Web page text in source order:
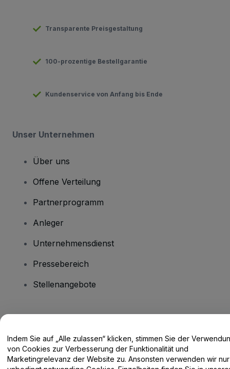
Transparente Preisgestaltung
100-prozentige Bestellgarantie
Kundenservice von Anfang bis Ende
Unser Unternehmen
Über uns
Offene Verteilung
Partnerprogramm
Anleger
Unternehmensdienst
Pressebereich
Stellenangebote
Hilfe-Center / Kontakt
Indem Sie auf „Alle zulassen“ klicken, stimmen Sie der
von Cookies zur Verbesserung der Funktionalität und
Marketingrelevanz der Website zu. Ansonsten verwenden wir nur